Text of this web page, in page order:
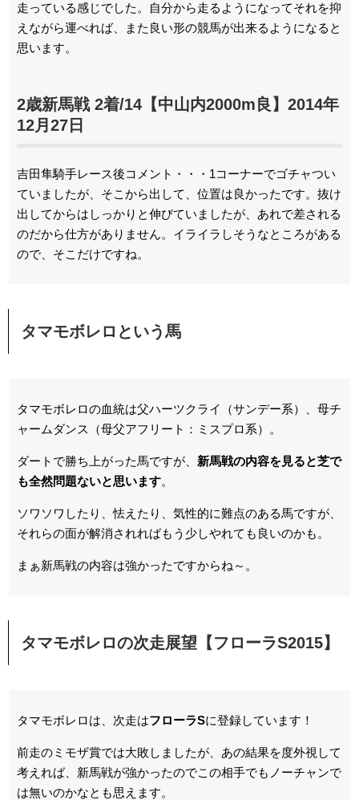
走っている感じでした。自分から走るようになってそれを抑
えながら運べれば、また良い形の競馬が出来るようになると
思います。
2歳新馬戦 2着/14【中山内2000m良】2014年
12月27日
吉田隼騎手レース後コメント・・・1コーナーでゴチャつい
ていましたが、そこから出して、位置は良かったです。抜け
出してからはしっかりと伸びていましたが、あれで差される
のだから仕方がありません。イライラしそうなところがある
ので、そこだけですね。
タマモボレロという馬
タマモボレロの血統は父ハーツクライ（サンデー系）、母チ
ャームダンス（母父アフリート：ミスプロ系）。
ダートで勝ち上がった馬ですが、 新馬戦の内容を見ると芝で
も全然問題ないと思います。
ソワソワしたり、怯えたり、気性的に難点のある馬ですが、
それらの面が解消されればもう少しやれても良いのかも。
まぁ新馬戦の内容は強かったですからね～。
タマモボレロの次走展望【フローラS2015】
タマモボレロは、次走はフローラSに登録しています！
前走のミモザ賞では大敗しましたが、あの結果を度外視して
考えれば、新馬戦が強かったのでこの相手でもノーチャンで
は無いのかなとも思えます。